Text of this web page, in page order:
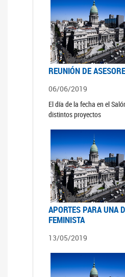
REUNIÓN DE
06/06/2019
El día de la fecha en el
distintos proyectos
APORTES PARA UNA
FEMINISTA
13/05/2019